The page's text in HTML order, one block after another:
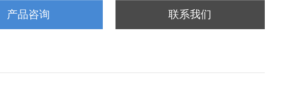
产品咨询 联系我们